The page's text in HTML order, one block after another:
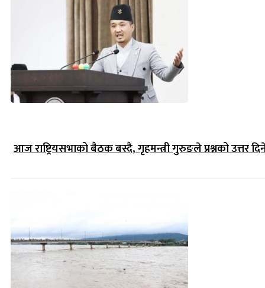
आज राष्ट्रियसभाको बैठक बस्दै, गृहमन्त्री गुरुङले प्रश्नको उत्तर